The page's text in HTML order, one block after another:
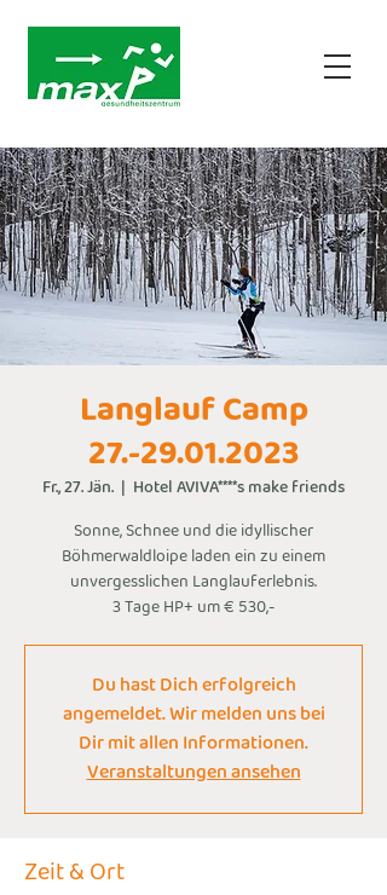
Langlauf Camp
27.-29.01.2023
Fr., 27. Jän.
  |
Hotel AVIVA****s make friends
Sonne, Schnee und die idyllischer
Böhmerwaldloipe laden ein zu einem
unvergesslichen Langlauferlebnis.
3 Tage HP+ um € 530,-
Du hast Dich erfolgreich
angemeldet. Wir melden uns bei
Dir mit allen Informationen.
Veranstaltungen ansehen
Zeit & Ort